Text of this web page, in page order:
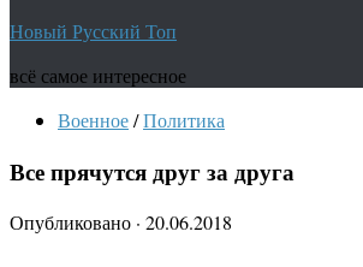
Новый Русский Топ
всё самое интересное
Военное/Политика
Все прячутся друг за друга
Опубликовано · 20.06.2018